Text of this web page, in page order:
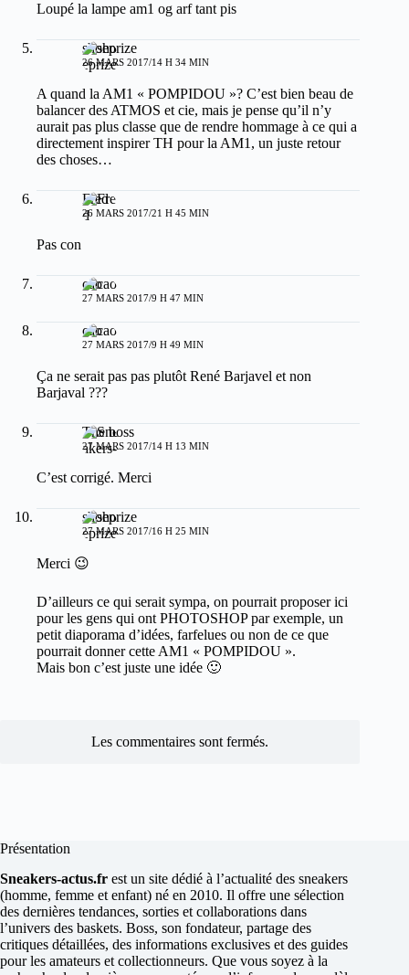
Loupé la lampe am1 og arf tant pis
shoeprize
26 MARS 2017/14 H 34 MIN
A quand la AM1 « POMPIDOU »? C’est bien beau de
balancer des ATMOS et cie, mais je pense qu’il n’y
aurait pas plus classe que de rendre hommage à ce qui a
directement inspirer TH pour la AM1, un juste retour
des choses…
Fred
26 MARS 2017/21 H 45 MIN
Pas con
cao
27 MARS 2017/9 H 47 MIN
cao
27 MARS 2017/9 H 49 MIN
Ça ne serait pas pas plutôt René Barjavel et non
Barjaval ???
The boss
27 MARS 2017/14 H 13 MIN
C’est corrigé. Merci
shoeprize
27 MARS 2017/16 H 25 MIN
Merci 😉
D’ailleurs ce qui serait sympa, on pourrait proposer ici
pour les gens qui ont PHOTOSHOP par exemple, un
petit diaporama d’idées, farfelues ou non de ce que
pourrait donner cette AM1 « POMPIDOU ».
Mais bon c’est juste une idée 🙂
Les commentaires sont fermés.
Présentation
Sneakers-actus.fr est un site dédié à l’actualité des sneakers
(homme, femme et enfant) né en 2010. Il offre une sélection
des dernières tendances, sorties et collaborations dans
l’univers des baskets. Boss, son fondateur, partage des
critiques détaillées, des informations exclusives et des guides
pour les amateurs et collectionneurs. Que vous soyez à la